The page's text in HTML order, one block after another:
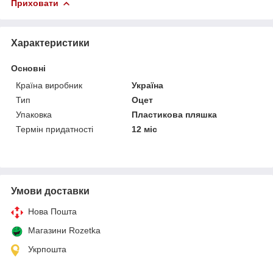
Приховати
Характеристики
Основні
Країна виробник
Україна
Тип
Оцет
Упаковка
Пластикова пляшка
Термін придатності
12 міс
Умови доставки
Нова Пошта
Магазини Rozetka
Укрпошта